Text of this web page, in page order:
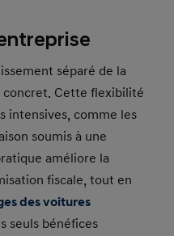
séparé de la
Cette flexibilité
intensives, comme les
soumis à une
améliore la
fiscale, tout en
des voitures
seuls bénéfices